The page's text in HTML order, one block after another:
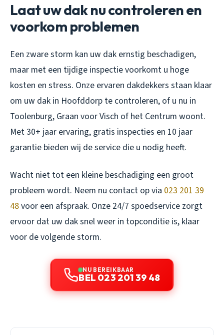
Laat uw dak nu controleren en
voorkom problemen
Een zware storm kan uw dak ernstig beschadigen,
maar met een tijdige inspectie voorkomt u hoge
kosten en stress. Onze ervaren dakdekkers staan klaar
om uw dak in Hoofddorp te controleren, of u nu in
Toolenburg, Graan voor Visch of het Centrum woont.
Met 30+ jaar ervaring, gratis inspecties en 10 jaar
garantie bieden wij de service die u nodig heeft.
Wacht niet tot een kleine beschadiging een groot
probleem wordt. Neem nu contact op via 023 201 39
48voor een afspraak. Onze 24/7 spoedservice zorgt
ervoor dat uw dak snel weer in topconditie is, klaar
voor de volgende storm.
NU BEREIKBAAR
BEL 023 201 39 48